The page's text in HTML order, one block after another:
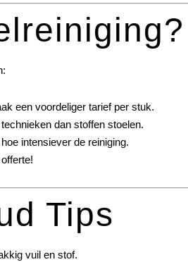
een voordeliger tarief per stuk.
dan stoffen stoelen.
intensiever de reiniging.
Tips
vuil en stof.